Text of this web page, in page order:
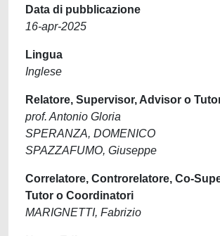
Data di pubblicazione
16-apr-2025
Lingua
Inglese
Relatore, Supervisor, Advisor o
prof. Antonio Gloria
SPERANZA, DOMENICO
SPAZZAFUMO, Giuseppe
Correlatore, Controrelatore, Co-
Tutor o Coordinatori
MARIGNETTI, Fabrizio